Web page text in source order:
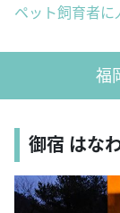
ペット飼育者
福
御宿 はな